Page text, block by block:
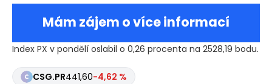
Mám zájem o více informací
Index PX v pondělí oslabil o 0,26 procenta na 2528,19 bodu.
CSG.PR441,60-4,62 %